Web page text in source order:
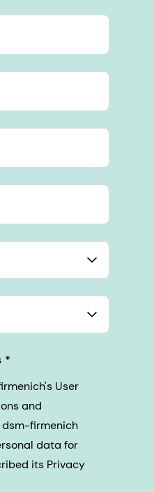
Francisco, California, US
User
and
firmenich
data for
its Privacy